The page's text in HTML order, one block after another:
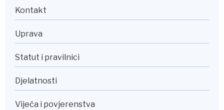
Kontakt
Uprava
Statut i pravilnici
Djelatnosti
Vijeća i povjerenstva